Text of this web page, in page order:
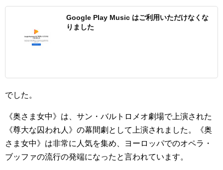
Google Play Music はご利用いただけなくな
りました
でした。
《奥さま女中》は、サン・バルトロメオ劇場で上演された
《尊大な囚われ人》の幕間劇として上演されました。《奥
さま女中》は非常に人気を集め、ヨーロッパでのオペラ・
ブッファの流行の発端になったと言われています。